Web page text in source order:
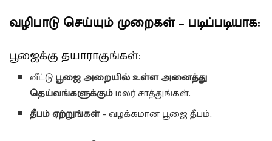
வழிபாடு செய்யும் முறைகள் – படிப்படியாக:
பூஜைக்கு தயாராகுங்கள்:
வீட்டுபூஜை அறையில் உள்ள அனைத்து
தெய்வங்களுக்கும்மலர் சாத்துங்கள்.
தீபம் ஏற்றுங்கள்– வழக்கமான பூஜை தீபம்.